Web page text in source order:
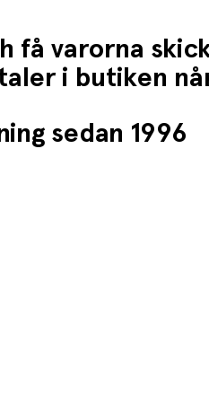
få varorna
i butiken
sedan 1996